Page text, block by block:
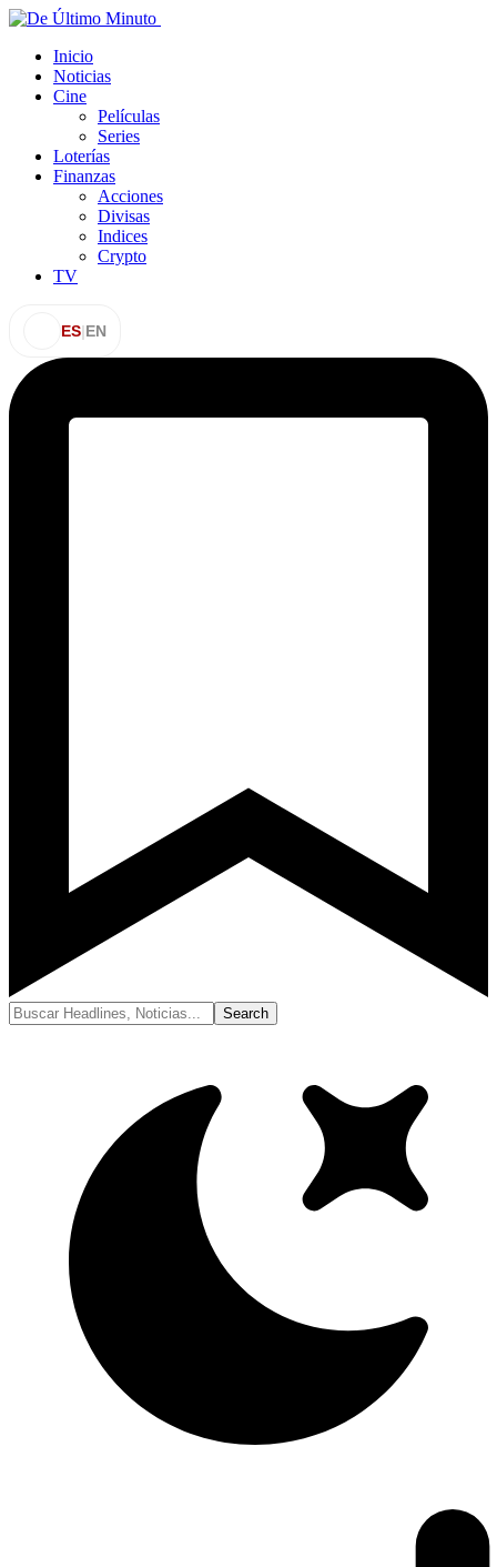
Inicio
Noticias
Cine
Películas
Series
Loterías
Finanzas
Acciones
Divisas
Indices
Crypto
TV
ES|EN